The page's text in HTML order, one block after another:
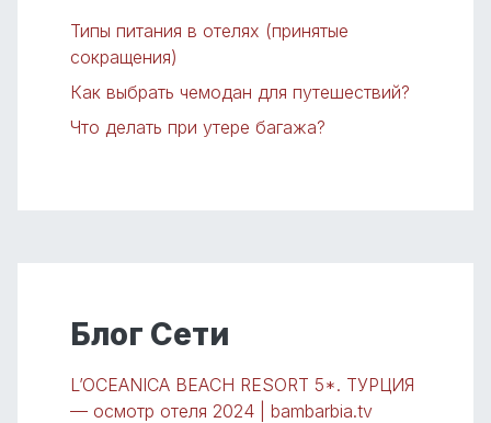
Типы питания в отелях (принятые
сокращения)
Как выбрать чемодан для путешествий?
Что делать при утере багажа?
Блог Сети
L’OCEANICA BEACH RESORT 5*. ТУРЦИЯ
— осмотр отеля 2024 | bambarbia.tv